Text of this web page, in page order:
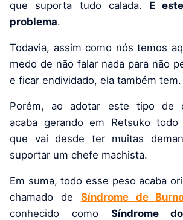
que suporta tudo calada. E
problema.
Todavia, assim como nós temos
medo de não falar nada para não
e ficar endividado, ela também tem.
Porém, ao adotar este tipo de
acaba gerando em Retsuko todo
que vai desde ter muitas
suportar um chefe machista.
Em suma, todo esse peso acaba
chamado de Síndrome de
conhecido como Síndrome